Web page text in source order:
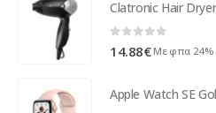
Clatronic Hair
0 out of 5
14.88€ Με φπα 24%